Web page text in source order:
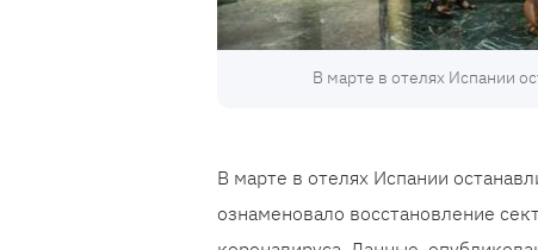
В марте в отелях Испании
В марте в отелях Испании
ознаменовало восстановление